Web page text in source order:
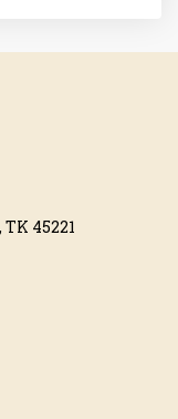
ΤΚ 45221